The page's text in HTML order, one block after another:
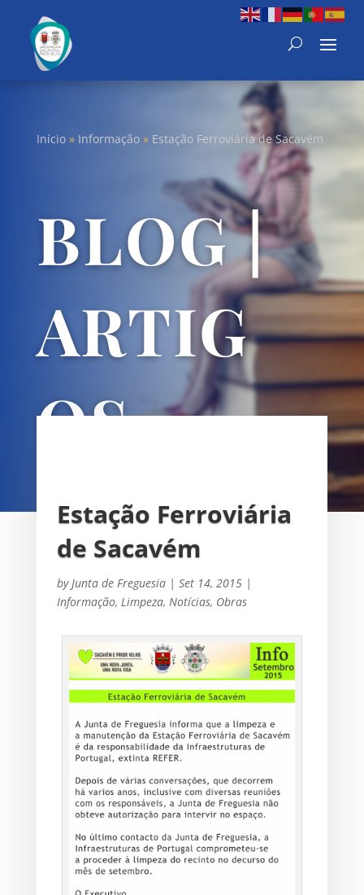
Início» Informação» Estação Ferroviária de Sacavém
BLOG |
ARTIG
OS
Estação Ferroviária
de Sacavém
by Junta de Freguesia| Set 14, 2015|
Informação, Limpeza, Notícias, Obras